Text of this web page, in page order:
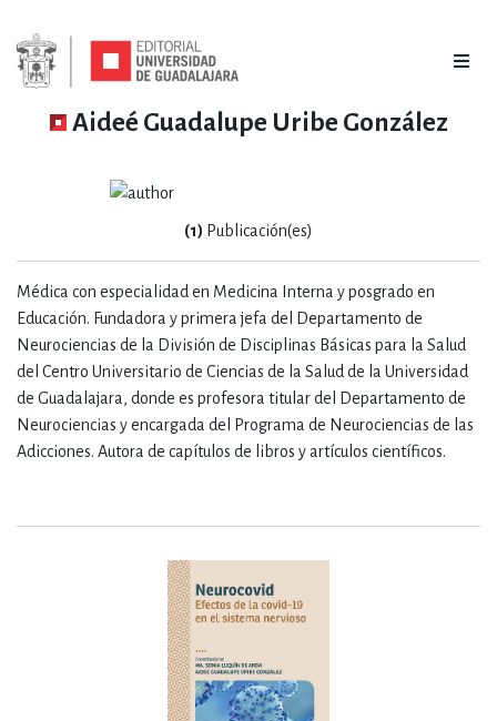
Aideé Guadalupe Uribe González
Médica con especialidad en Medicina Interna y posgrado en
Educación. Fundadora y primera jefa del Departamento de
Neurociencias de la División de Disciplinas Básicas para la Salud
del Centro Universitario de Ciencias de la Salud de la Universidad
de Guadalajara, donde es profesora titular del Departamento de
Neurociencias y encargada del Programa de Neurociencias de las
Adicciones. Autora de capítulos de libros y artículos científicos.
(1) Publicación(es)